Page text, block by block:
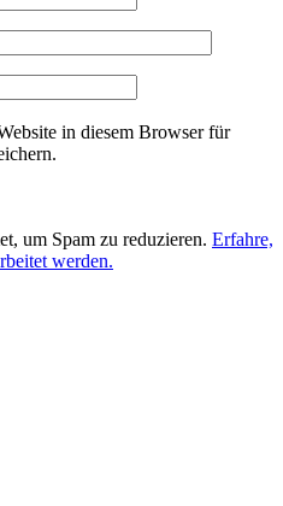
in diesem Browser für
um Spam zu reduzieren. Erfahre,
werden.